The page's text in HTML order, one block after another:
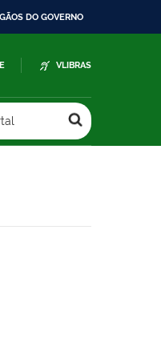
DO GOVERNO
VLIBRAS